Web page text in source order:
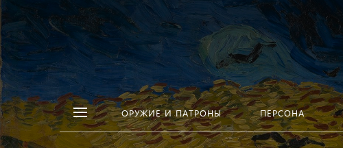
ОРУЖИЕ И ПАТРОНЫ ПЕРСОНА